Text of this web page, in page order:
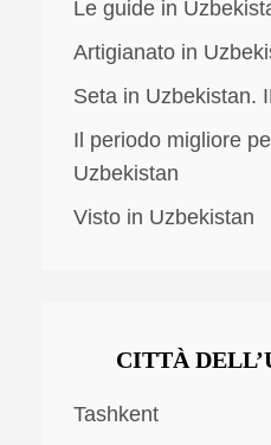
Le guide in
Artigianato in
Seta in Uzbekistan.
Il periodo migliore
Uzbekistan
Visto in Uzbekistan
CITTÀ
Tashkent